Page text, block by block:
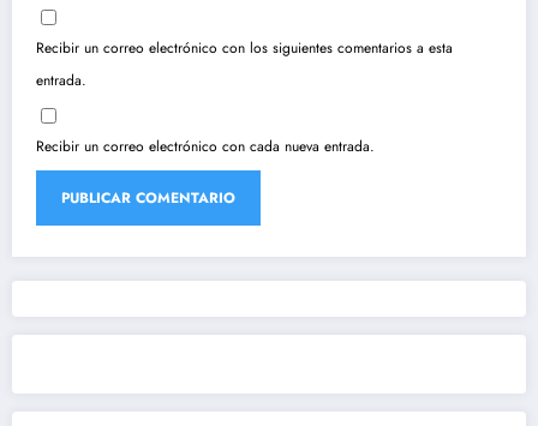
Recibir un correo electrónico con los siguientes comentarios a esta
entrada.
Recibir un correo electrónico con cada nueva entrada.